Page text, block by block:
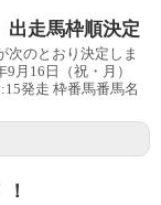
走馬枠順決定
次のとおり決定しま
9月16日（祝・月）
走 枠番馬番馬名